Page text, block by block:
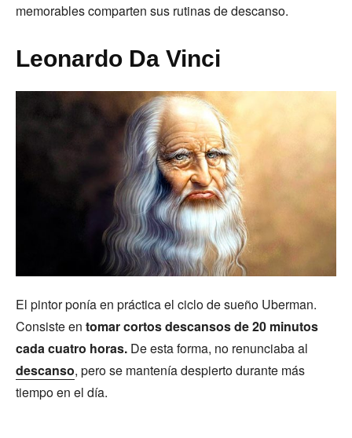
memorables comparten sus rutinas de descanso.
Leonardo Da Vinci
El pintor ponía en práctica el ciclo de sueño Uberman.
Consiste en tomar cortos descansos de 20 minutos
cada cuatro horas. De esta forma, no renunciaba al
descanso, pero se mantenía despierto durante más
tiempo en el día.